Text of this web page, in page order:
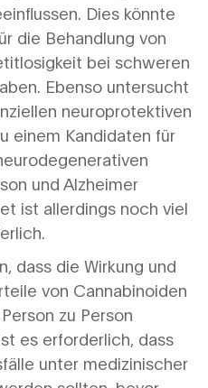
Dies könnte
die Behandlung von
bei schweren
Ebenso untersucht
neuroprotektiven
einem Kandidaten für
und Alzheimer
ist allerdings noch viel
dass die Wirkung und
von Cannabinoiden
zu Person
es erforderlich, dass
unter medizinischer